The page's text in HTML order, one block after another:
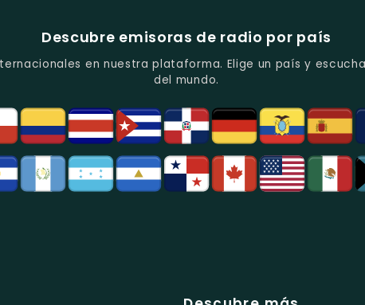
Descubre emisoras de radio por país
en nuestra plataforma. Elige un país y
del mundo.